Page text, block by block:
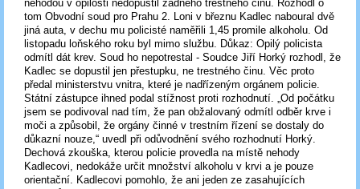
nehodou v opilosti nedopustil žádného trestného činu. Rozhodl o
tom Obvodní soud pro Prahu 2. Loni v březnu Kadlec naboural dvě
jiná auta, v dechu mu policisté naměřili 1,45 promile alkoholu. Od
listopadu loňského roku byl mimo službu. Důkaz: Opilý policista
odmítl dát krev. Soud ho nepotrestal - Soudce Jiří Horký rozhodl, že
Kadlec se dopustil jen přestupku, ne trestného činu. Věc proto
předal ministerstvu vnitra, které je nadřízeným orgánem policie.
Státní zástupce ihned podal stížnost proti rozhodnutí. „Od počátku
jsem se podivoval nad tím, že pan obžalovaný odmítl odběr krve i
moči a způsobil, že orgány činné v trestním řízení se dostaly do
důkazní nouze,“ uvedl při odůvodnění svého rozhodnutí Horký.
Dechová zkouška, kterou policie provedla na místě nehody
Kadlecovi, nedokáže určit množství alkoholu v krvi a je pouze
orientační. Kadlecovi pomohlo, že ani jeden ze zasahujících